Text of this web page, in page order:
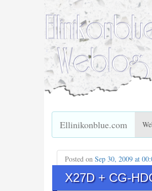
Ellinikonblue.com
Posted on Sep 30, 2009 at
X27D + CG-